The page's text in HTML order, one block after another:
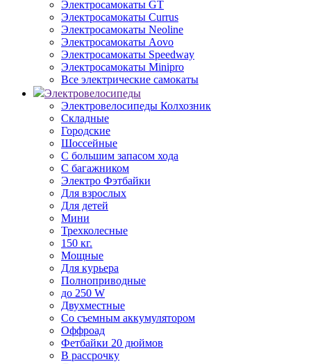
Электросамокаты GT
Электросамокаты Currus
Электросамокаты Neoline
Электросамокаты Aovo
Электросамокаты Speedway
Электросамокаты Minipro
Все электрические самокаты
Электровелосипеды
Электровелосипеды Колхозник
Складные
Городские
Шоссейные
С большим запасом хода
С багажником
Электро Фэтбайки
Для взрослых
Для детей
Мини
Трехколесные
150 кг.
Мощные
Для курьера
Полноприводные
до 250 W
Двухместные
Со съемным аккумулятором
Оффроад
Фетбайки 20 дюймов
В рассрочку